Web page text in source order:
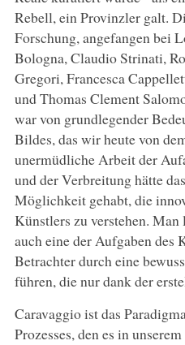
Rebell, ein Provinzler galt.
Forschung, angefangen bei
Bologna, Claudio Strinati,
Gregori, Francesca
und Thomas Clement
war von grundlegender
Bildes, das wir heute von
unermüdliche Arbeit der
und der Verbreitung hätte
Möglichkeit gehabt, die
Künstlers zu verstehen.
auch eine der Aufgaben des
Betrachter durch eine
führen, die nur dank der
Caravaggio ist das
Prozesses, den es in